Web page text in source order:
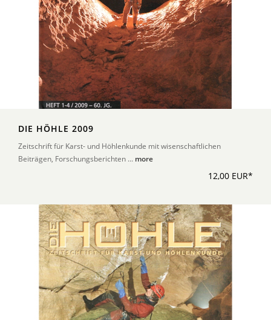
DIE HÖHLE 2009
Zeitschrift für Karst- und Höhlenkunde mit wisenschaftlichen
Beiträgen, Forschungsberichten ... more
12,00 EUR*